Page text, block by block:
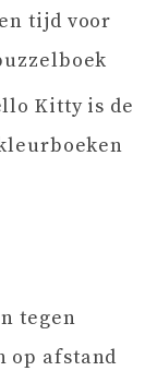
tijd voor
Kitty is de
tegen
op afstand